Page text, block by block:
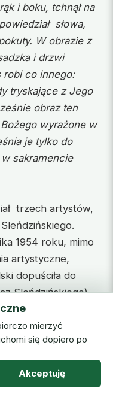
i boku, tchnął na
słowa,
W obrazie z
i drzwi
robi co innego:
tryskające z Jego
obraz ten
wyrażone w
je tylko do
sakramencie
trzech artystów,
1954 roku, mimo
artystyczne,
dopuściła do
Sleńdzińskiego)
Sióstr Matki
na Grochowie (ul.
mierzyć
się dopiero po
Akceptuję